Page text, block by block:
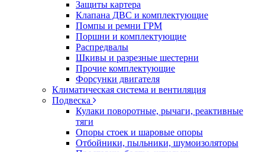
Защиты картера
Клапана ДВС и комплектующие
Помпы и ремни ГРМ
Поршни и комплектующие
Распредвалы
Шкивы и разрезные шестерни
Прочие комплектующие
Форсунки двигателя
Климатическая система и вентиляция
Подвеска
Кулаки поворотные, рычаги, реактивные
тяги
Опоры стоек и шаровые опоры
Отбойники, пыльники, шумоизоляторы